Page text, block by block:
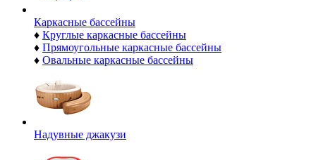
Каркасные бассейны
♦ Круглые каркасные бассейны
♦ Прямоугольные каркасные бассейны
♦ Овальные каркасные бассейны
Надувные джакузи